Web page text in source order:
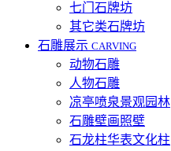
七门石牌坊
其它类石牌坊
石雕展示 CARVING
动物石雕
人物石雕
凉亭喷泉景观园林
石雕壁画照壁
石龙柱华表文化柱